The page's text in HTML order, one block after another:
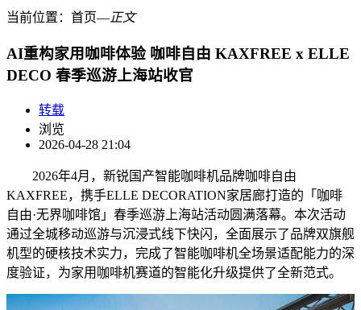
当前位置： 首页―正文
AI重构家用咖啡体验 咖啡自由 KAXFREE x ELLE
DECO 春季巡游上海站收官
转载
浏览
2026-04-28 21:04
2026年4月，新锐国产智能咖啡机品牌咖啡自由
KAXFREE，携手ELLE DECORATION家居廊打造的「咖啡
自由·无界咖啡馆」春季巡游上海站活动圆满落幕。本次活动
通过全城移动巡游与沉浸式线下快闪，全面展示了品牌双旗舰
机型的硬核技术实力，完成了智能咖啡机全场景适配能力的深
度验证，为家用咖啡机赛道的智能化升级提供了全新范式。